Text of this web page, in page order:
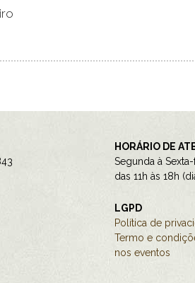
HORÁRIO DE
Segunda à Sexta-
das 11h às 18h
LGPD
Política de
Termo e
nos eventos